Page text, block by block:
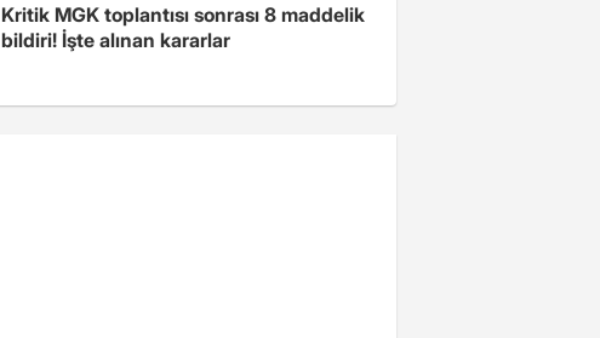
Kritik MGK toplantısı sonrası 8 maddelik
bildiri! İşte alınan kararlar